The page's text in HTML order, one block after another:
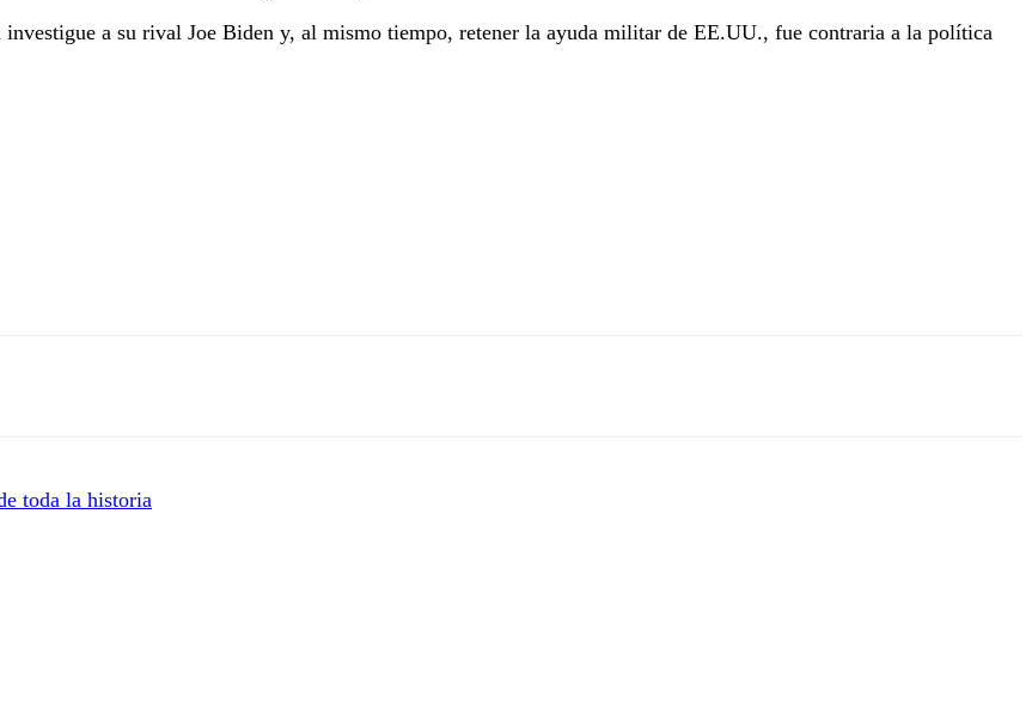
a su rival Joe Biden y, al mismo tiempo, retener la ayuda militar de EE.UU., fue contraria a la política
toda la historia